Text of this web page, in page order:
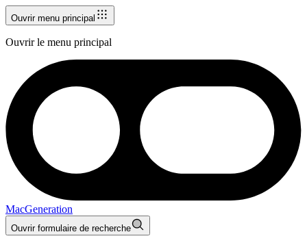
Ouvrir menu principal
Ouvrir le menu principal
MacGeneration
Ouvrir formulaire de recherche